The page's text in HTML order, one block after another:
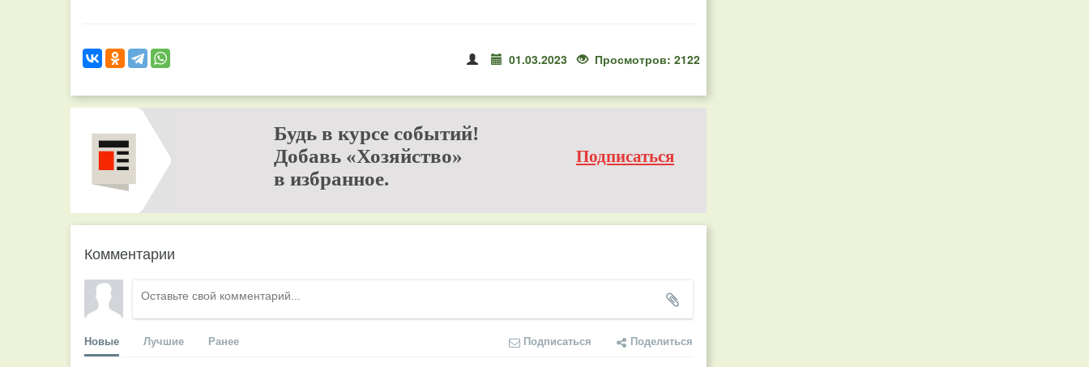
01.03.2023 Просмотров: 2122
Будь в курсе событий!
Добавь «Хозяйство»
в избранное.
Подписаться
Комментарии
Новые Лучшие Ранее Подписаться Поделиться